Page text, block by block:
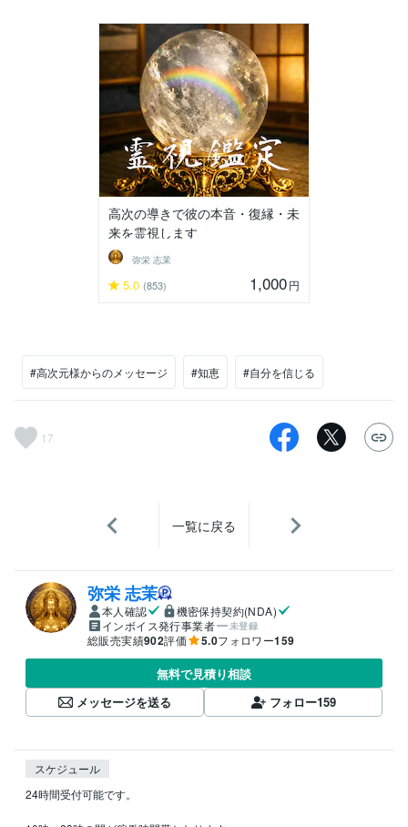
高次の導きで彼の本音・復縁・未
来を霊視します
弥栄 志茉
5.0 (853) 1,000円
#高次元様からのメッセージ #知恵 #自分を信じる
17
一覧に戻る
弥栄 志茉
本人確認
機密保持契約(NDA)
インボイス発行事業者
未登録
総販売実績902評価 5.0フォロワー159
無料で見積り相談
メッセージを送る
フォロー159
スケジュール
24時間受付可能です。